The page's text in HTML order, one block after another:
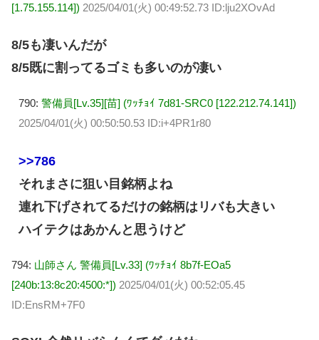
[1.75.155.114]) 2025/04/01(火) 00:49:52.73 ID:lju2XOvAd
8/5も凄いんだが
8/5既に割ってるゴミも多いのが凄い
790: 警備員[Lv.35][苗] (ﾜｯﾁｮｲ 7d81-SRC0 [122.212.74.141])
2025/04/01(火) 00:50:50.53 ID:i+4PR1r80
>>786
それまさに狙い目銘柄よね
連れ下げされてるだけの銘柄はリバも大きい
ハイテクはあかんと思うけど
794: 山師さん 警備員[Lv.33] (ﾜｯﾁｮｲ 8b7f-EOa5
[240b:13:8c20:4500:*]) 2025/04/01(火) 00:52:05.45
ID:EnsRM+7F0